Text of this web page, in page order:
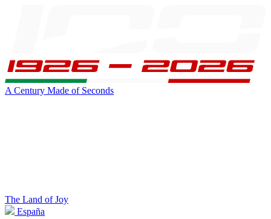
A Century Made of Seconds
The Land of Joy
España